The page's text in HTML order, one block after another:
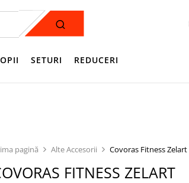
SETURI REDUCERI
pagină Alte Accesorii Covoras Fitness
FITNESS ZELART